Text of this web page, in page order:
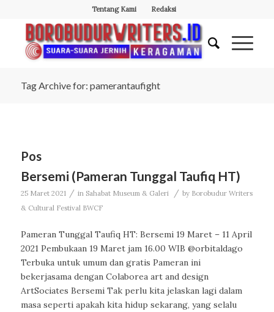
Tentang Kami Redaksi
Tag Archive for: pamerantaufight
Pos
Bersemi (Pameran Tunggal Taufiq HT)
25 Maret 2021 / in Sahabat Museum & Galeri / by Borobudur Writers
& Cultural Festival BWCF
Pameran Tunggal Taufiq HT: Bersemi 19 Maret – 11 April
2021 Pembukaan 19 Maret jam 16.00 WIB @orbitaldago
Terbuka untuk umum dan gratis Pameran ini
bekerjasama dengan Colaborea art and design
ArtSociates Bersemi Tak perlu kita jelaskan lagi dalam
masa seperti apakah kita hidup sekarang, yang selalu